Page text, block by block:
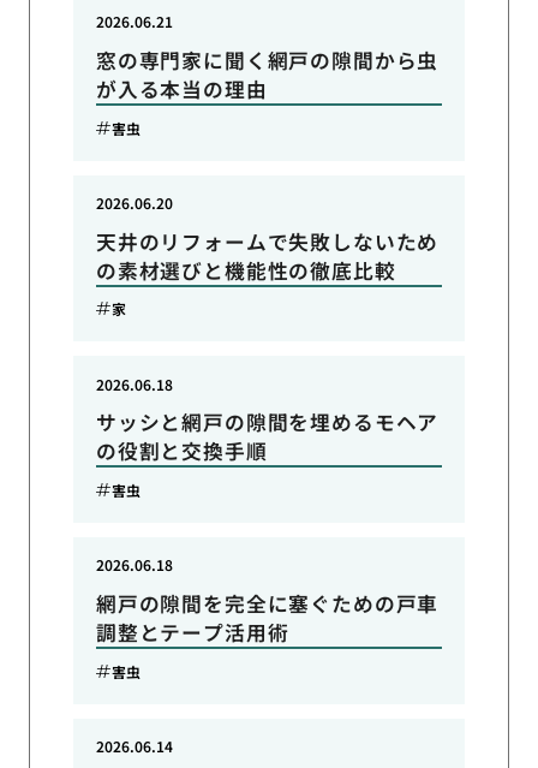
窓の専門家に聞く網戸の隙間から虫
が入る本当の理由
2026.06.21
害虫
天井のリフォームで失敗しないため
の素材選びと機能性の徹底比較
2026.06.20
家
サッシと網戸の隙間を埋めるモヘア
の役割と交換手順
2026.06.18
害虫
網戸の隙間を完全に塞ぐための戸車
調整とテープ活用術
2026.06.18
害虫
2026.06.14